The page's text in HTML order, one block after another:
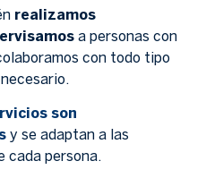
realizamos
a personas con
con todo tipo
son
y se adaptan a las
cada persona.